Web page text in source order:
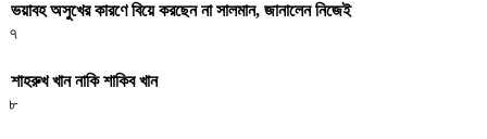
ভয়াবহ অসুখের কারণে বিয়ে করছেন না সালমান, জানালেন নিজেই
৭
শাহরুখ খান নাকি শাকিব খান
৮